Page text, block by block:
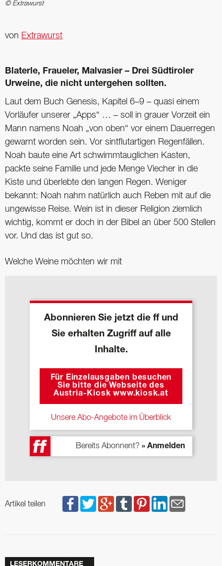
© Extrawurst
von Extrawurst
Blaterle, Fraueler, Malvasier – Drei Südtiroler
Urweine, die nicht untergehen sollten.
Laut dem Buch Genesis, Kapitel 6–9 – quasi einem
Vorläufer unserer „Apps“ … – soll in grauer Vorzeit ein
Mann namens Noah „von oben“ vor einem Dauerregen
gewarnt worden sein. Vor sintflutartigen Regenfällen.
Noah baute eine Art schwimmtauglichen Kasten,
packte seine Familie und jede Menge Viecher in die
Kiste und überlebte den langen Regen. Weniger
bekannt: Noah nahm natürlich auch Reben mit auf die
ungewisse Reise. Wein ist in dieser Religion ziemlich
wichtig, kommt er doch in der Bibel an über 500 Stellen
vor. Und das ist gut so.
Welche Weine möchten wir mit
Abonnieren Sie jetzt die ff und
Sie erhalten Zugriff auf alle
Inhalte.
Für Einzelausgaben besuchen
Sie bitte die Webseite des
Austria-Kiosk www.kiosk.at
Unsere Abo-Angebote im Überblick
Bereits Abonnent? » Anmelden
Artikel teilen